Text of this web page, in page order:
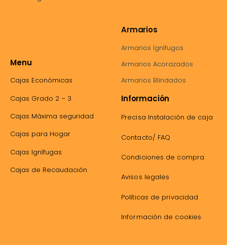
Menu
Cajas Económicas
Cajas Grado 2 – 3
Cajas Máxima seguridad
Cajas para Hogar
Cajas Ignífugas
Cajas de Recaudación
Armarios
Armarios Ignífugos
Armarios Acorazados
Armarios Blindados
Información
Precisa Instalación de caja
Contacto/ FAQ
Condiciones de compra
Avisos legales
Políticas de privacidad
Información de cookies